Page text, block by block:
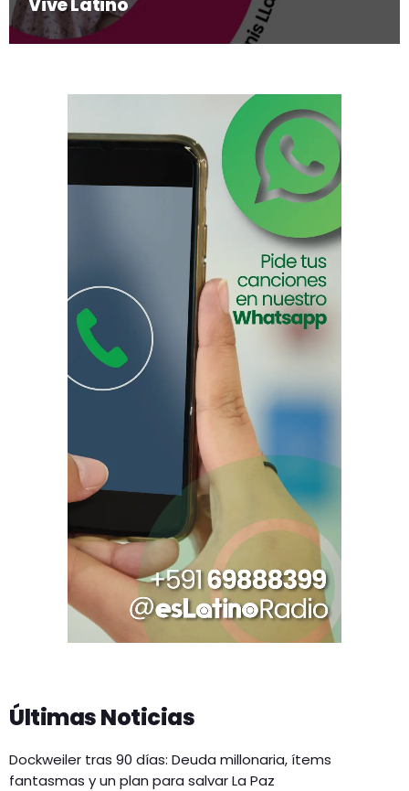
Vive Latino
Últimas Noticias
Dockweiler tras 90 días: Deuda millonaria, ítems
fantasmas y un plan para salvar La Paz